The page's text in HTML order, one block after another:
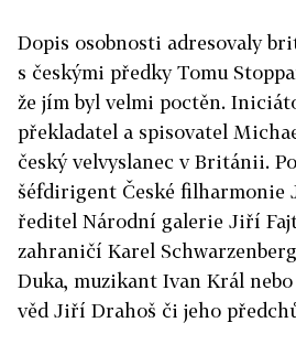
Dopis osobnosti adresovaly
s českými předky Tomu
že jím byl velmi poctěn.
překladatel a spisovatel
český velvyslanec v Británii.
šéfdirigent České filharmonie
ředitel Národní galerie Jiří
zahraničí Karel
Duka, muzikant Ivan Král
věd Jiří Drahoš či jeho